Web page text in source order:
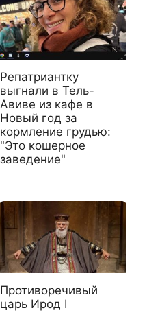
Репатриантку
выгнали в Тель-
Авиве из кафе в
Новый год за
кормление грудью:
"Это кошерное
заведение"
Противоречивый
царь Ирод I